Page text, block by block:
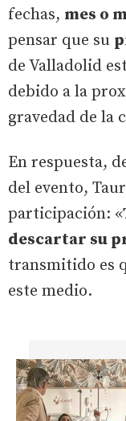
fechas, mes o
pensar que su
de Valladolid
debido a la
gravedad de la
En respuesta,
del evento,
participación: «
descartar su
transmitido es
este medio.